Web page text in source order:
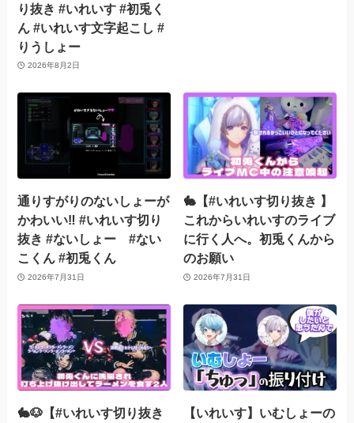
り抜き #いれいす #初兎く
ん #いれいす文字起こし #
りうしょー
2026年8月2日
通りすがりのないしょーが
かわいい‼️ #いれいす切り
抜き #ないしょー #ない
こくん #初兎くん
2026年7月31日
🐇【#いれいす切り抜き 】
これからいれいすのライブ
に行く人へ。初兎くんから
のお願い
2026年7月31日
🐇🐶【#いれいす切り抜き
【いれいす】いむしょーの